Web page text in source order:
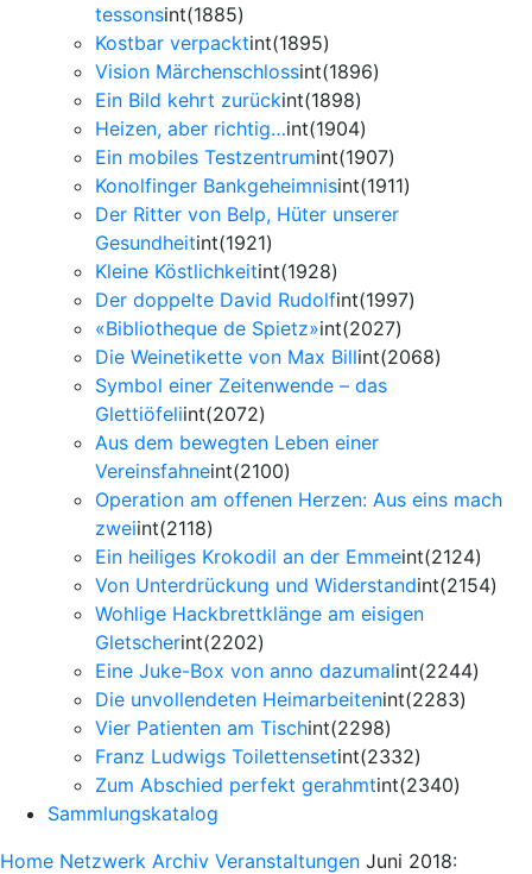
tessonsint(1885)
Kostbar verpacktint(1895)
Vision Märchenschlossint(1896)
Ein Bild kehrt zurückint(1898)
Heizen, aber richtig…int(1904)
Ein mobiles Testzentrumint(1907)
Konolfinger Bankgeheimnisint(1911)
Der Ritter von Belp, Hüter unserer
Gesundheitint(1921)
Kleine Köstlichkeitint(1928)
Der doppelte David Rudolfint(1997)
«Bibliotheque de Spietz»int(2027)
Die Weinetikette von Max Billint(2068)
Symbol einer Zeitenwende – das
Glettiöfeliint(2072)
Aus dem bewegten Leben einer
Vereinsfahneint(2100)
Operation am offenen Herzen: Aus eins mach
zweiint(2118)
Ein heiliges Krokodil an der Emmeint(2124)
Von Unterdrückung und Widerstandint(2154)
Wohlige Hackbrettklänge am eisigen
Gletscherint(2202)
Eine Juke-Box von anno dazumalint(2244)
Die unvollendeten Heimarbeitenint(2283)
Vier Patienten am Tischint(2298)
Franz Ludwigs Toilettensetint(2332)
Zum Abschied perfekt gerahmtint(2340)
Sammlungskatalog
Home Netzwerk Archiv Veranstaltungen Juni 2018: